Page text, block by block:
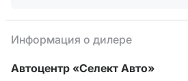
Информация о дилере
Автоцентр «Селект Авто»